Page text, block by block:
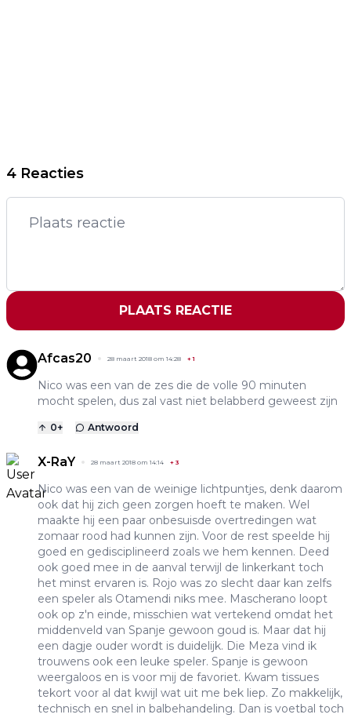
4 Reacties
PLAATS REACTIE
Afcas20 28 maart 2018 om 14:28 +1
Nico was een van de zes die de volle 90 minuten
mocht spelen, dus zal vast niet belabberd geweest zijn
0+ Antwoord
X-RaY 28 maart 2018 om 14:14 + 3
Nico was een van de weinige lichtpuntjes, denk daarom
ook dat hij zich geen zorgen hoeft te maken. Wel
maakte hij een paar onbesuisde overtredingen wat
zomaar rood had kunnen zijn. Voor de rest speelde hij
goed en gedisciplineerd zoals we hem kennen. Deed
ook goed mee in de aanval terwijl de linkerkant toch
het minst ervaren is. Rojo was zo slecht daar kan zelfs
een speler als Otamendi niks mee. Mascherano loopt
ook op z'n einde, misschien wat vertekend omdat het
middenveld van Spanje gewoon goud is. Maar dat hij
een dagje ouder wordt is duidelijk. Die Meza vind ik
trouwens ook een leuke speler. Spanje is gewoon
weergaloos en is voor mij de favoriet. Kwam tissues
tekort voor al dat kwijl wat uit me bek liep. Zo makkelijk,
technisch en snel in balbehandeling. Dan is voetbal toch